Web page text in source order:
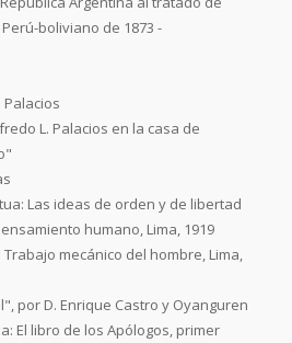
boliviano de 1873 -
Palacios
L. Palacios en la casa de
Las ideas de orden y de libertad
humano, Lima, 1919
mecánico del hombre, Lima,
por D. Enrique Castro y Oyanguren
El libro de los Apólogos, primer